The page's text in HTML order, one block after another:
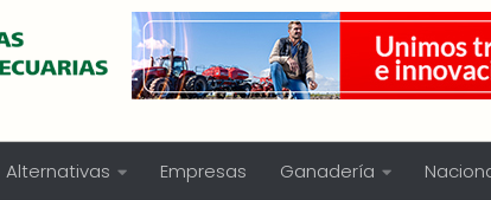
Alternativas Empresas Ganadería